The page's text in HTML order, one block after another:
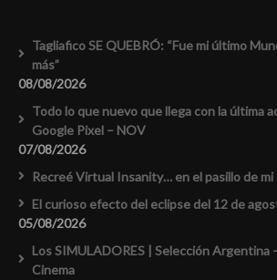
Tagliafico SE QUEBRÓ: “Fue mi último
más”
08/08/2026
Todo lo que nuevo que llega con la última
Google Pixel – NOV
07/08/2026
Recreé Virtual Insanity… en el pasillo de mi
El curioso efecto del eclipse del 12 de
05/08/2026
Los SIMULADORES | Selección Argentina
Cinema